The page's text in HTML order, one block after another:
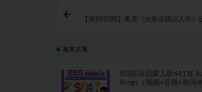
【第9692期】奥克《火眼金睛识人学》
相关文章
SSS英语启蒙儿歌441首
Songs（视频+音频+歌词